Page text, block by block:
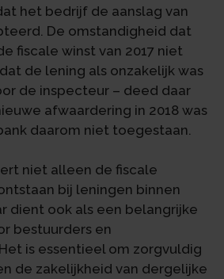
het bedrijf de aanslag van
De omstandigheid dat
fiscale winst van 2017 niet
de lening als onzakelijk was
de inspecteur – deed daar
afwaardering in 2018 was
daarom niet toegestaan.
niet alleen de fiscale
bij leningen binnen
dient ook als een belangrijke
bestuurders en
is essentieel om zorgvuldig
de zakelijkheid van dergelijke